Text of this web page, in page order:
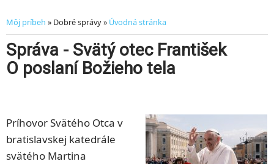
Môj príbeh » Dobré správy » Úvodná stránka
Správa - Svätý otec František
O poslaní Božieho tela
Príhovor Svätého Otca v
bratislavskej katedrále
svätého Martina